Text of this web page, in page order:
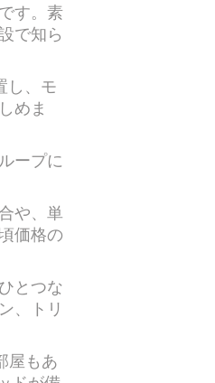
す。素
で知ら
し、モ
めま
ープに
や、単
価格の
とつな
、トリ
屋もあ